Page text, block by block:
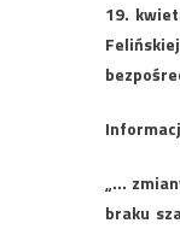
19.
„…
braku